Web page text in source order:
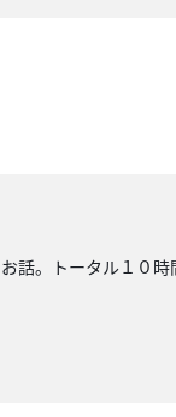
話。トータル１０